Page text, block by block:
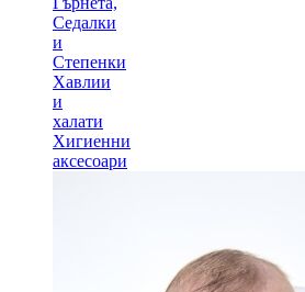
Седалки
и
Степенки
Хавлии
и
халати
Хигиенни
аксесоари